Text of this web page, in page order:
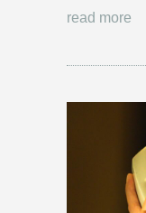
read more